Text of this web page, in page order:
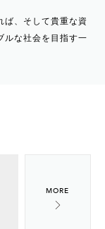
ば、そして貴重な資
ルな社会を目指す一